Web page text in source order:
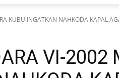
KUBU INGATKAN NAHKODA KAPAL
VI-2002